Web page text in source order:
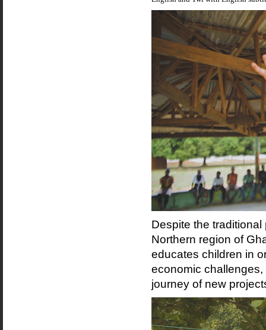
Despite the
Northern region of
educates children in
economic
journey of new